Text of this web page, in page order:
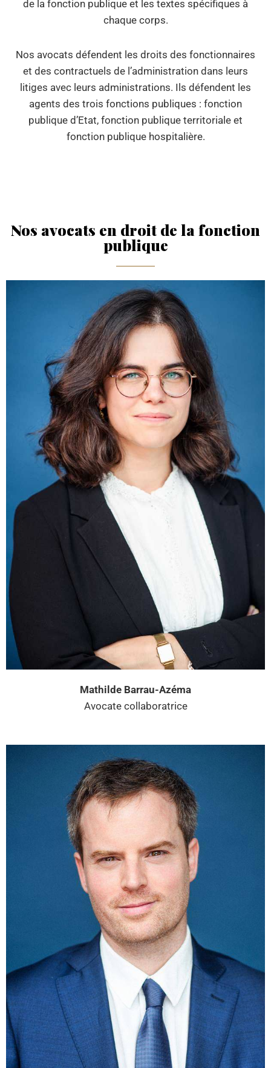
de la fonction publique et les textes spécifiques à
chaque corps.
Nos avocats défendent les droits des fonctionnaires
et des contractuels de l’administration dans leurs
litiges avec leurs administrations. Ils défendent les
agents des trois fonctions publiques : fonction
publique d’Etat, fonction publique territoriale et
fonction publique hospitalière.
Nos avocats en droit de la fonction
publique
Mathilde Barrau-Azéma
Avocate collaboratrice